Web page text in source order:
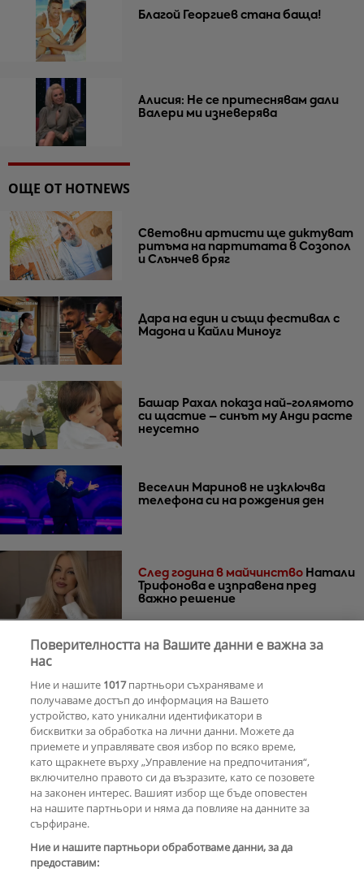
Благой Георгиев стана баща!
Алисия: Не се притеснявам дали
Валери ми изневерява
ОЩЕ ОТ HOTNEWS
Световни артисти ще диктуват
ритъма на партитата в Созопол
и Слънчев бряг
Дара на един и същи фестивал с
Мадона и Кайли Миноуг
Башар Рахал показа най-голямото
си щастие – синът му Анди расте
неусетно
Веселин Маринов не изключва
телефона си на рождения ден
След година в майчинство Натали
Трифонова е изправена пред
важно решение
приятелки
РЕКЛАМА
КОМЕНТАРИ
Поверителността на Вашите данни е важна за
нас
Ние и нашите 1017партньори съхраняваме и
получаваме достъп до информация на Вашето
устройство, като уникални идентификатори в
бисквитки за обработка на лични данни. Можете да
приемете и управлявате своя избор по всяко време,
като щракнете върху „Управление на предпочитания“,
включително правото си да възразите, като се позовете
на законен интерес. Вашият избор ще бъде оповестен
на нашите партньори и няма да повлияе на данните за
сърфиране.
Ние и нашите партньори обработваме данни, за да
предоставим: